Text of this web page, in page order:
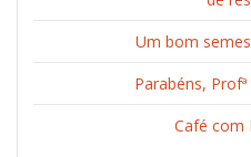
Um bom
Parabéns,
Café com